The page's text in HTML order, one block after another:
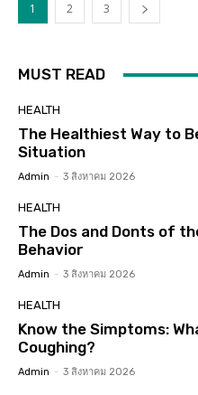
1 2 3
MUST READ
HEALTH
The Healthiest Way to
Situation
Admin - 3 สิงหาคม 2026
HEALTH
The Dos and Donts of
Behavior
Admin - 3 สิงหาคม 2026
HEALTH
Know the Simptoms:
Coughing?
Admin - 3 สิงหาคม 2026